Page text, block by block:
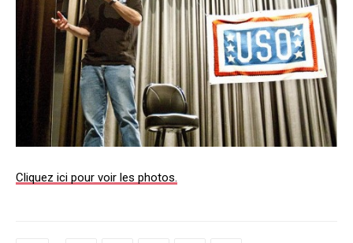
Cliquez ici pour voir les photos.